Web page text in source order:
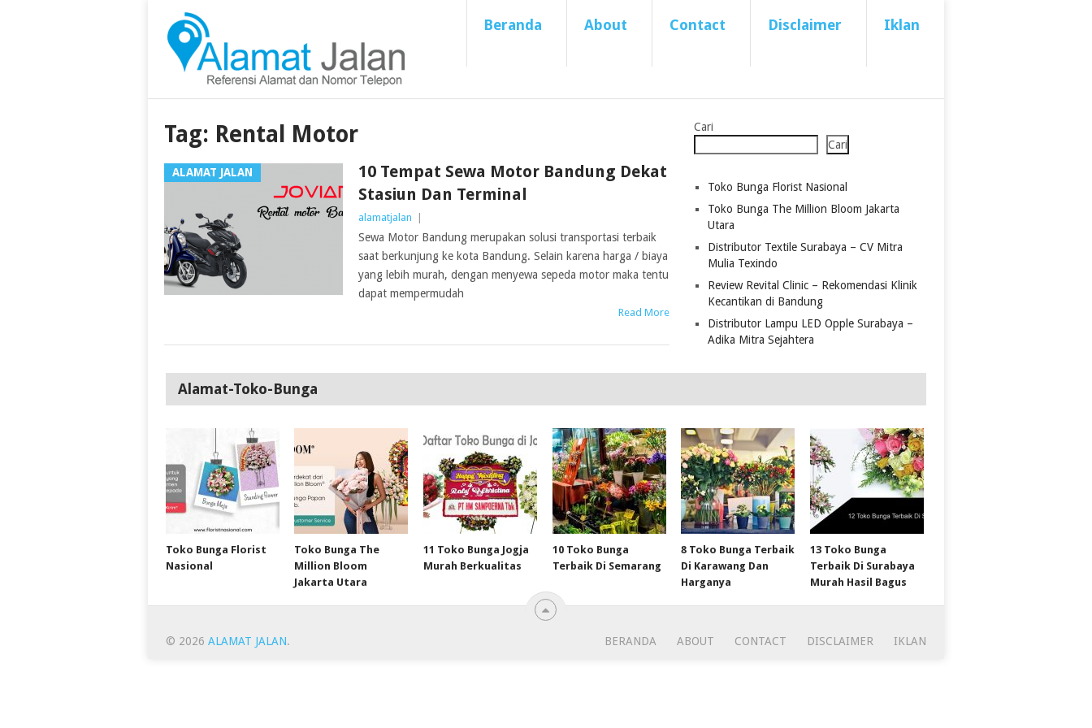
Beranda About Contact Disclaimer Iklan
Tag: Rental Motor
ALAMAT JALAN
10 Tempat Sewa Motor Bandung Dekat
Stasiun Dan Terminal
alamatjalan
Sewa Motor Bandung merupakan solusi transportasi terbaik
saat berkunjung ke kota Bandung. Selain karena harga / biaya
yang lebih murah, dengan menyewa sepeda motor maka tentu
dapat mempermudah
Read More
Cari
Cari
Toko Bunga Florist Nasional
Toko Bunga The Million Bloom Jakarta
Utara
Distributor Textile Surabaya – CV Mitra
Mulia Texindo
Review Revital Clinic – Rekomendasi Klinik
Kecantikan di Bandung
Distributor Lampu LED Opple Surabaya –
Adika Mitra Sejahtera
Alamat-Toko-Bunga
Toko Bunga Florist
Nasional
Toko Bunga The
Million Bloom
Jakarta Utara
11 Toko Bunga Jogja
Murah Berkualitas
10 Toko Bunga
Terbaik Di Semarang
8 Toko Bunga Terbaik
Di Karawang Dan
Harganya
13 Toko Bunga
Terbaik Di Surabaya
Murah Hasil Bagus
© 2026 ALAMAT JALAN. BERANDA ABOUT CONTACT DISCLAIMER IKLAN